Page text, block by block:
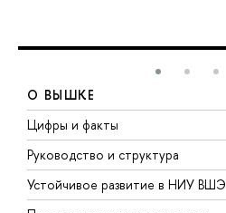
О ВЫШКЕ
Цифры и факты
Руководство и структура
Устойчивое развитие в НИУ ВШЭ